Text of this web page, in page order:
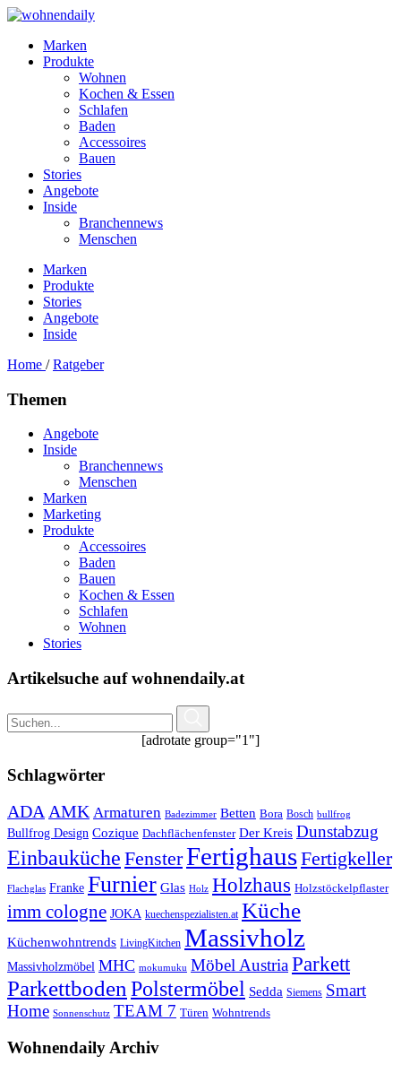
Marken
Produkte
Wohnen
Kochen & Essen
Schlafen
Baden
Accessoires
Bauen
Stories
Angebote
Inside
Branchennews
Menschen
Marken
Produkte
Stories
Angebote
Inside
Home /Ratgeber
Themen
Angebote
Inside
Branchennews
Menschen
Marken
Marketing
Produkte
Accessoires
Baden
Bauen
Kochen & Essen
Schlafen
Wohnen
Stories
Artikelsuche auf wohnendaily.at
[adrotate group="1"]
Schlagwörter
ADA AMK Armaturen Badezimmer Betten Bora Bosch bullfrog
Bullfrog Design Cozique Dachflächenfenster Der Kreis Dunstabzug
Einbauküche FensterFertighausFertigkeller
Flachglas Franke Furnier Glas Holz Holzhaus Holzstöckelpflaster
imm cologne JOKA kuechenspezialisten.at Küche
Küchenwohntrends LivingKitchen Massivholz
Massivholzmöbel MHC mokumuku Möbel AustriaParkett
Parkettboden Polstermöbel Sedda Siemens Smart
Home Sonnenschutz TEAM 7 Türen Wohntrends
Wohnendaily Archiv